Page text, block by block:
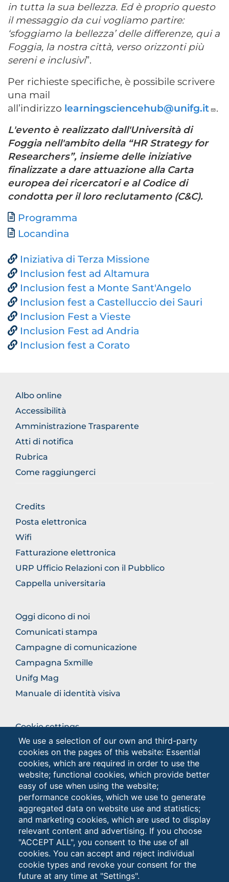
We use a selection of our own and third-party
cookies on the pages of this website: Essential
cookies, which are required in order to use the
website; functional cookies, which provide better
easy of use when using the website;
performance cookies, which we use to generate
aggregated data on website use and statistics;
and marketing cookies, which are used to display
relevant content and advertising. If you choose
"ACCEPT ALL", you consent to the use of all
cookies. You can accept and reject individual
cookie types and revoke your consent for the
future at any time at "Settings".
in tutta la sua bellezza. Ed è proprio questo
il messaggio da cui vogliamo partire:
‘sfoggiamo la bellezza’ delle differenze, qui a
Foggia, la nostra città, verso orizzonti più
sereni e inclusivi”.
Per richieste specifiche, è possibile scrivere
una mail
all’indirizzo learningsciencehub@unifg.it
.
L'evento è realizzato dall'Università di
Foggia nell'ambito della “HR Strategy for
Researchers”, insieme delle iniziative
finalizzate a dare attuazione alla Carta
europea dei ricercatori e al Codice di
condotta per il loro reclutamento (C&C).
Document
Programma
Locandina
Iniziativa di Terza Missione
Inclusion fest ad Altamura
Inclusion fest a Monte Sant'Angelo
Inclusion fest a Castelluccio dei Sauri
Inclusion Fest a Vieste
Inclusion Fest ad Andria
Inclusion fest a Corato
BROWSE
THE
SECTION
Albo online
Accessibilità
Amministrazione Trasparente
Atti di notifica
Rubrica
Come raggiungerci
BROWSE
THE
SECTION
Credits
Posta elettronica
Wifi
Fatturazione elettronica
URP Ufficio Relazioni con il Pubblico
Cappella universitaria
BROWSE
THE
SECTION
Oggi dicono di noi
Comunicati stampa
Campagne di comunicazione
Campagna 5xmille
Unifg Mag
Manuale di identità visiva
BROWSE
THE
SECTION
Cookie settings
Privacy - Studenti
Privacy
Browse
the
section